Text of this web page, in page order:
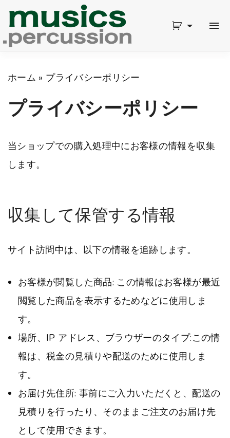
ホーム » プライバシーポリシー
プライバシーポリシー
当ショップでの購入処理中にお客様の情報を収集
します。
収集して保管する情報
サイト訪問中は、以下の情報を追跡します。
お客様が閲覧した商品: この情報はお客様が最近
閲覧した商品を表示するためなどに使用しま
す。
場所、IP アドレス、ブラウザーのタイプ:この情
報は、税金の見積りや配送のために使用しま
す。
お届け先住所: 事前にご入力いただくと、配送の
見積りを行ったり、そのままご注文のお届け先
として使用できます。